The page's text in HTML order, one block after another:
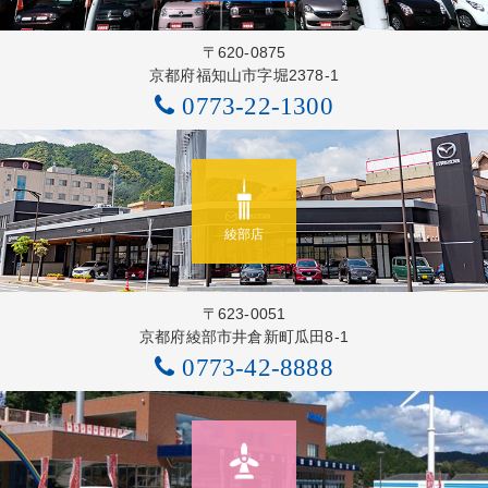
〒620-0875
京都府福知山市字堀2378-1
0773-22-1300
綾部店
〒623-0051
京都府綾部市井倉新町瓜田8-1
0773-42-8888